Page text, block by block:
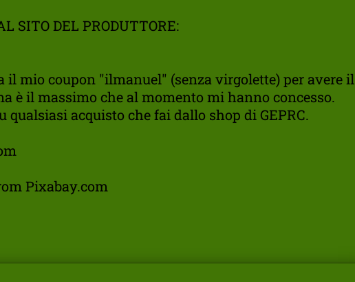
SITO DEL PRODUTTORE:
il mio coupon "ilmanuel" (senza virgolette) per avere il
è il massimo che al momento mi hanno concesso.
qualsiasi acquisto che fai dallo shop di GEPRC.
Pixabay.com